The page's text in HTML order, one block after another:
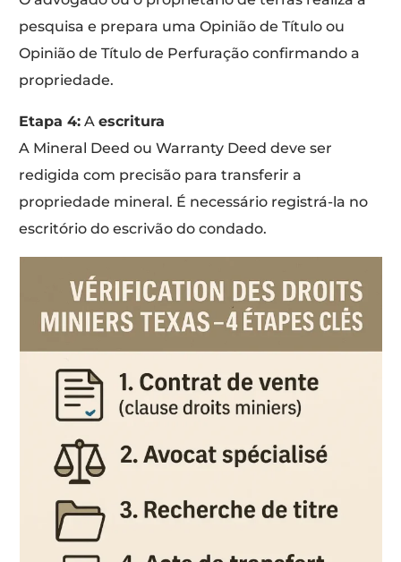
pesquisa e prepara uma Opinião de Título ou
Opinião de Título de Perfuração confirmando a
propriedade.
Etapa 4: Aescritura
A Mineral Deed ou Warranty Deed deve ser
redigida com precisão para transferir a
propriedade mineral. É necessário registrá-la no
escritório do escrivão do condado.